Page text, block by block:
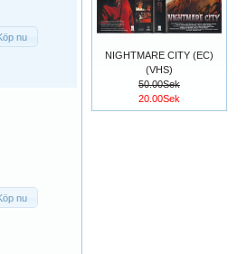
nu
nu
NIGHTMARE CITY (EC)
(VHS)
50.00Sek
20.00Sek